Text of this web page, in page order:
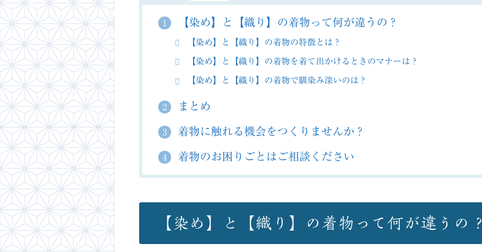
1 【染め】と【織り】の着物って何が違うの？
【染め】と【織り】の着物の特徴とは？
【染め】と【織り】の着物を着て出かけるときのマナーは？
【染め】と【織り】の着物で馴染み深いのは？
2 まとめ
3 着物に触れる機会をつくりませんか？
4 着物のお困りごとはご相談ください
【染め】と【織り】の着物って何が違うの？